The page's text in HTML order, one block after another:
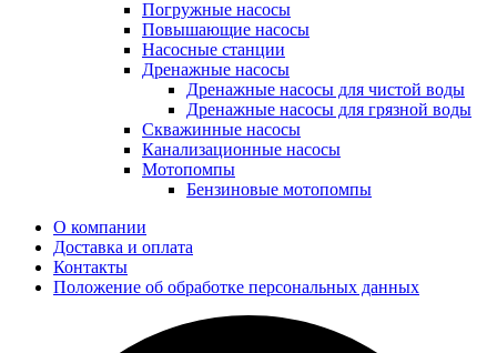
Погружные насосы
Повышающие насосы
Насосные станции
Дренажные насосы
Дренажные насосы для чистой воды
Дренажные насосы для грязной воды
Скважинные насосы
Канализационные насосы
Мотопомпы
Бензиновые мотопомпы
О компании
Доставка и оплата
Контакты
Положение об обработке персональных данных